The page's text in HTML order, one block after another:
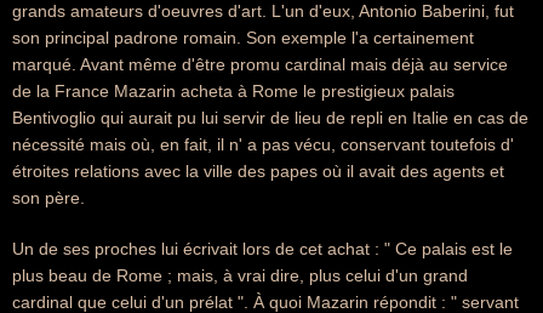
grands amateurs d'oeuvres d'art. L'un d'eux, Antonio Baberini, fut
son principal padrone romain. Son exemple l'a certainement
marqué. Avant même d'être promu cardinal mais déjà au service
de la France Mazarin acheta à Rome le prestigieux palais
Bentivoglio qui aurait pu lui servir de lieu de repli en Italie en cas de
nécessité mais où, en fait, il n' a pas vécu, conservant toutefois d'
étroites relations avec la ville des papes où il avait des agents et
son père.
Un de ses proches lui écrivait lors de cet achat : " Ce palais est le
plus beau de Rome ; mais, à vrai dire, plus celui d'un grand
cardinal que celui d'un prélat ". À quoi Mazarin répondit : " servant